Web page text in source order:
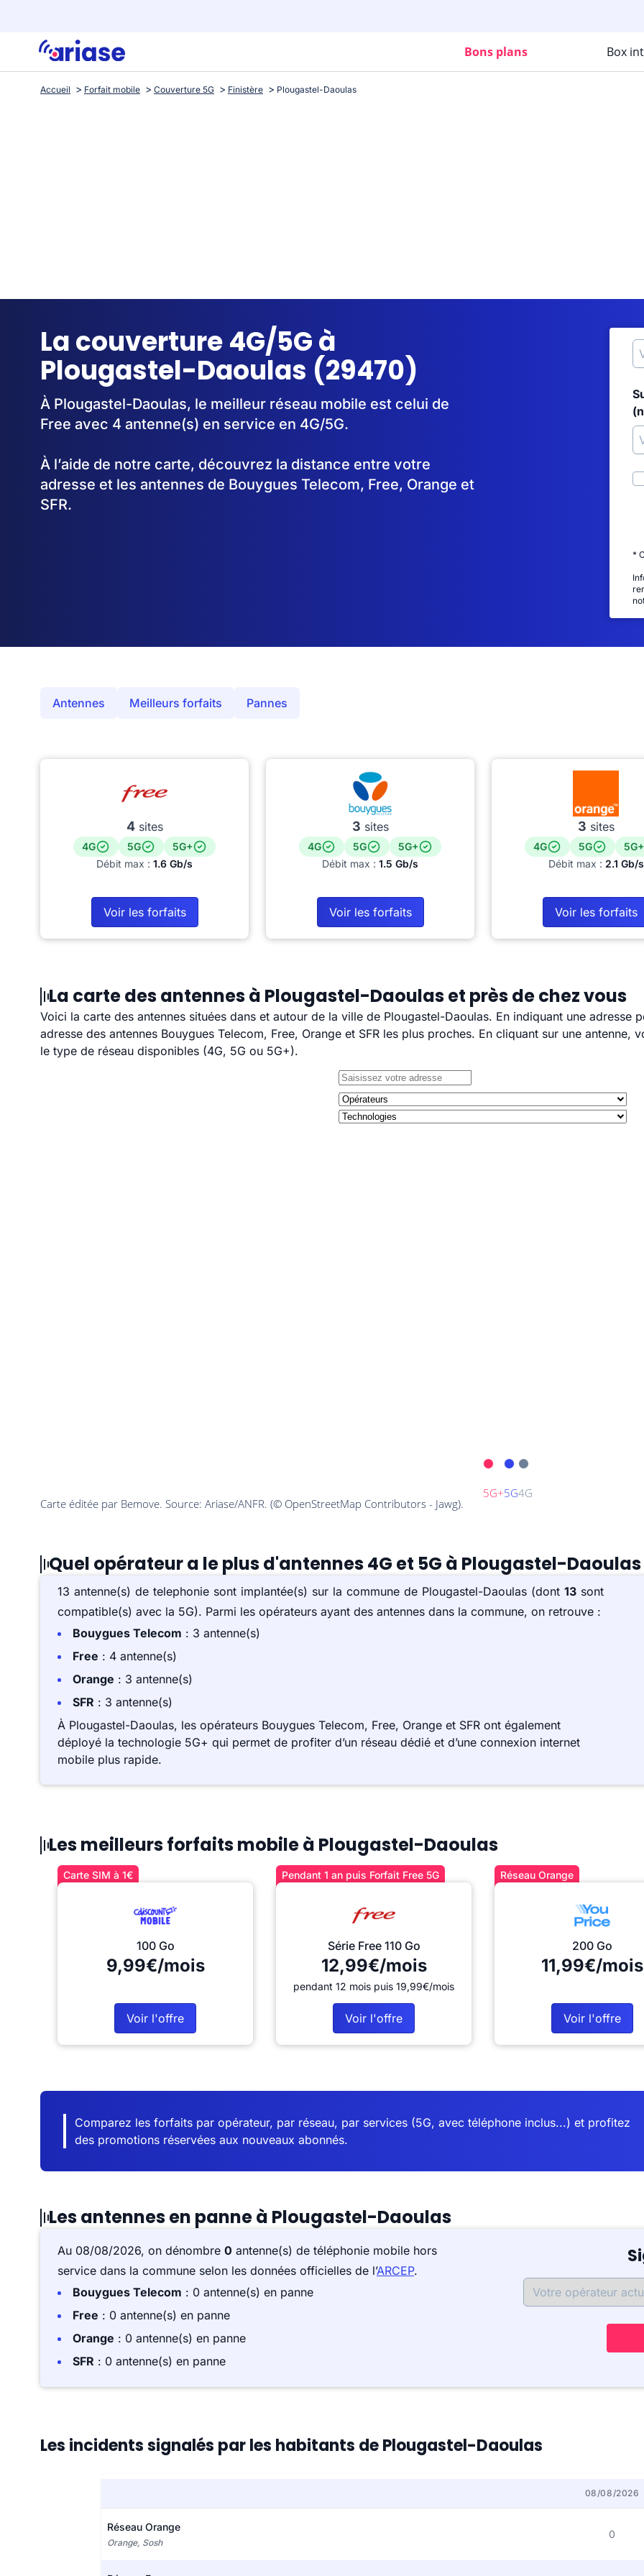
Bons plans Box
Accueil Forfait mobile Couverture 5G Finistère Plougastel-Daoulas
La couverture 4G/5G à
Plougastel-Daoulas (29470)
À Plougastel-Daoulas, le meilleur réseau mobile est celui de
Free avec 4 antenne(s) en service en 4G/5G.
À l’aide de notre carte, découvrez la distance entre votre
adresse et les antennes de Bouygues Telecom, Free, Orange et
SFR.
*
Antennes Meilleurs forfaits Pannes
4sites
4G 5G
5G+
Débit max : 1.6 Gb/s
Voir les forfaits
3 sites
4G 5G
5G+
Débit max : 1.5 Gb/s
Voir les forfaits
3 sites
4G 5G
5G+
Débit max : 2.1 Gb/s
Voir les forfaits
La carte des antennes à Plougastel-Daoulas et près de chez vous
Voici la carte des antennes situées dans et autour de la ville de Plougastel-Daoulas. En indiquant une
adresse des antennes Bouygues Telecom, Free, Orange et SFR les plus proches. En cliquant sur une
le type de réseau disponibles (4G, 5G ou 5G+).
Quel opérateur a le plus d'antennes 4G et 5G à Plougastel-Daoulas
13 antenne(s) de telephonie sont implantée(s) sur la commune de Plougastel-Daoulas (dont 13 sont
compatible(s) avec la 5G). Parmi les opérateurs ayant des antennes dans la commune, on retrouve :
Bouygues Telecom : 3 antenne(s)
Free : 4 antenne(s)
Orange : 3 antenne(s)
SFR : 3 antenne(s)
À Plougastel-Daoulas, les opérateurs Bouygues Telecom, Free, Orange et SFR ont également
déployé la technologie 5G+ qui permet de profiter d’un réseau dédié et d’une connexion internet
mobile plus rapide.
Les meilleurs forfaits mobile à Plougastel-Daoulas
Carte SIM à 1€
100 Go
9,99€/mois
Voir l'offre
Pendant 1 an puis Forfait Free 5G
Série Free 110 Go
12,99€/mois
pendant 12 mois puis 19,99€/mois
Voir l'offre
Réseau Orange
200 Go
11,99€/mois
Voir l'offre
Comparez les forfaits par opérateur, par réseau, par services (5G, avec téléphone inclus...) et profitez
des promotions réservées aux nouveaux abonnés.
Les antennes en panne à Plougastel-Daoulas
Au 08/08/2026, on dénombre 0 antenne(s) de téléphonie mobile hors
service dans la commune selon les données officielles de l’ARCEP.
Bouygues Telecom : 0 antenne(s) en panne
Free : 0 antenne(s) en panne
Orange : 0 antenne(s) en panne
SFR : 0 antenne(s) en panne
Les incidents signalés par les habitants de Plougastel-Daoulas
08/08/2026
Réseau Orange
Orange, Sosh
0